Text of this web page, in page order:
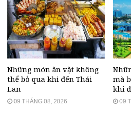
Những món ăn vặt không
thể bỏ qua khi đến Thái
Lan
09 THÁNG 08, 2026
mà
khi
09